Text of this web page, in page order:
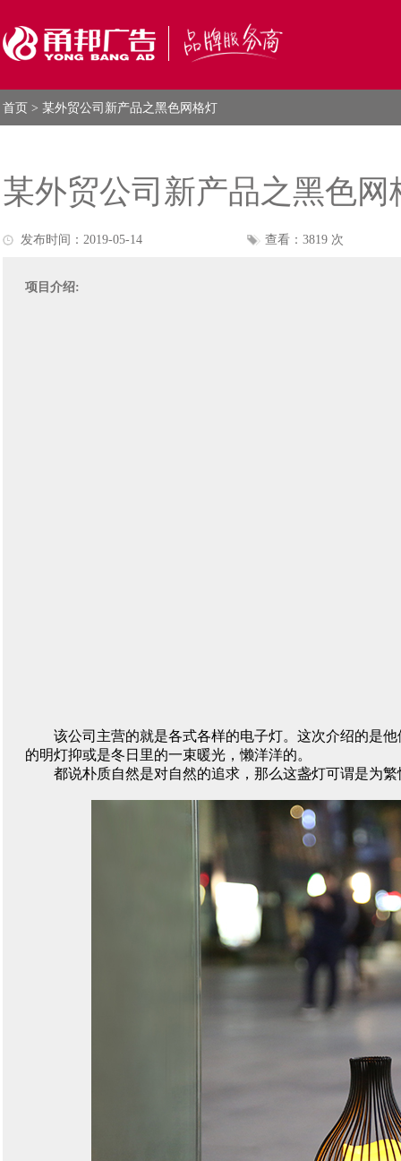
首页 > 某外贸公司新产品之黑色网格灯
某外贸公司新产品之黑色网
发布时间：2019-05-14 查看：3819 次
项目介绍:
该公司主营的就是各式各样的电子灯。这次介绍的是
的明灯抑或是冬日里的一束暖光，懒洋洋的。
都说朴质自然是对自然的追求，那么这盏灯可谓是为